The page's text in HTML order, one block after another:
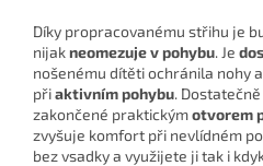
Díky propracovanému střihu je
nijakneomezuje v pohybu. Je
nošenému dítěti ochránila nohy
přiaktivním pohybu.
zakončené praktickýmotvorem
zvyšuje komfort při nevlídném
bez vsadky a využijete ji tak i